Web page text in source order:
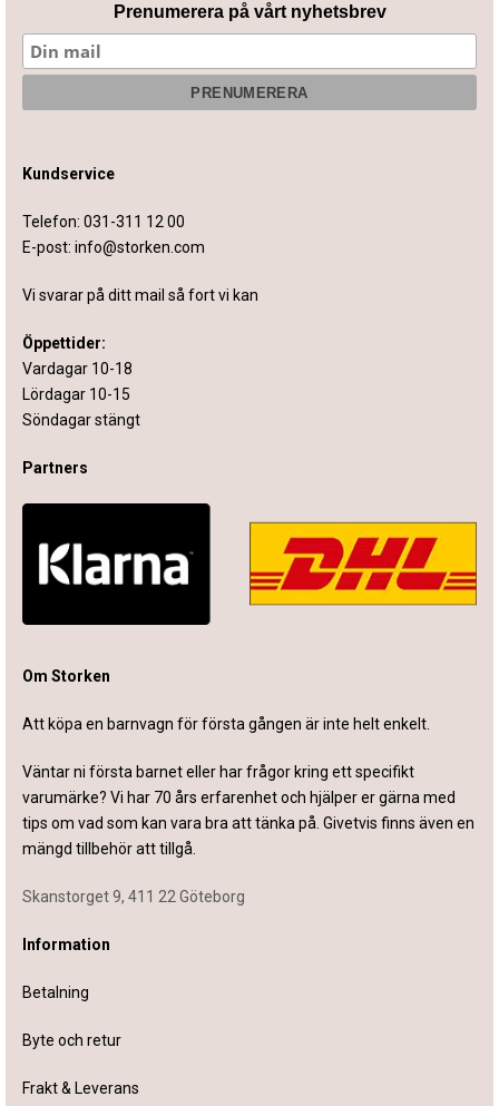
Prenumerera på vårt nyhetsbrev
Kundservice
Telefon: 031-311 12 00
E-post: info@storken.com
Vi svarar på ditt mail så fort vi kan
Öppettider:
Vardagar 10-18
Lördagar 10-15
Söndagar stängt
Partners
Om Storken
Att köpa en barnvagn för första gången är inte helt enkelt.
Väntar ni första barnet eller har frågor kring ett specifikt
varumärke? Vi har 70 års erfarenhet och hjälper er gärna med
tips om vad som kan vara bra att tänka på. Givetvis finns även en
mängd tillbehör att tillgå.
Skanstorget 9, 411 22 Göteborg
Information
Betalning
Byte och retur
Frakt & Leverans